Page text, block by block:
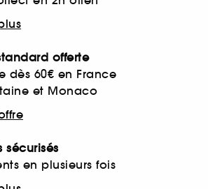
offerte
dès 60€ en France
et Monaco
sécurisés
en plusieurs fois